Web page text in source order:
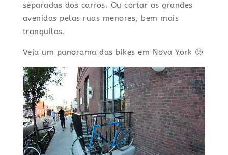
separadas dos carros. Ou cortar as grandes
avenidas pelas ruas menores, bem mais
tranquilas.
Veja um panorama das bikes em Nova York 🙂